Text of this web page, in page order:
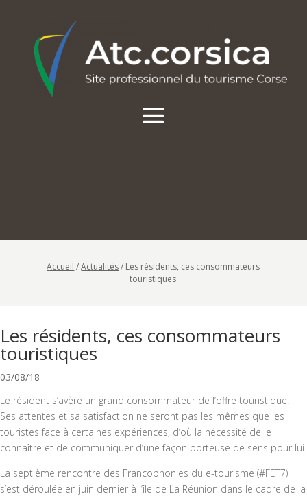
Accueil /Actualités/ Les résidents, ces consommateurs
touristiques
Les résidents, ces consommateurs
touristiques
03/08/18
Le résident s’avère un grand consommateur de l’offre touristique.
Ses attentes et sa satisfaction ne seront pas les mêmes que les
touristes face à certaines expériences, d’où la nécessité de le
connaître et de communiquer d’une façon porteuse de sens pour lui.
La septième rencontre des Francophonies du e-tourisme (#FET7)
s’est déroulée en juin dernier à l’île de La Réunion dans le cadre de la